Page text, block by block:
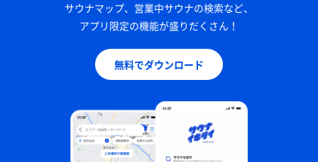
サウナマップ、営業中サウナの検索など、
アプリ限定の機能が盛りだくさん！
無料でダウンロード